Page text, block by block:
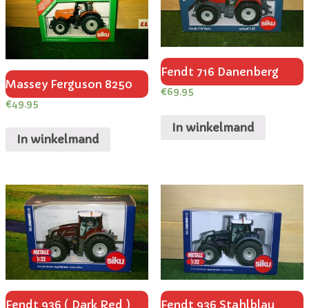
Massey Ferguson 8250
€49.95
In winkelmand
Fendt 716 Danenberg
€69.95
In winkelmand
Fendt 936 ( Dark Red ) Fendt 936 Stahlblau